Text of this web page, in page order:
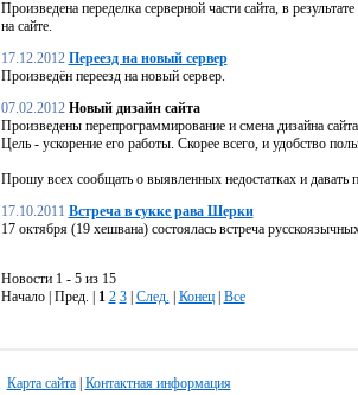
Произведена переделка серверной части сайта, в
на сайте.
17.12.2012 Переезд на новый сервер
Произведён переезд на новый сервер.
07.02.2012 Новый дизайн сайта
Произведены перепрограммирование и смена дизайна
Цель - ускорение его работы. Скорее всего, и удобство
Прошу всех сообщать о выявленных недостатках и давать
17.10.2011 Встреча в сукке рава Шерки
17 октября (19 хешвана) состоялась встреча
Новости 1 - 5 из 15
Начало | Пред. |
1 2 3| След. Конец Все
Карта сайта| Контактная информация